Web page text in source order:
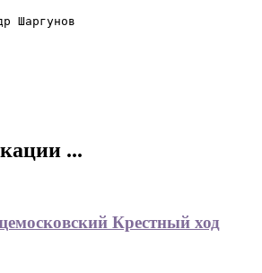
Шаргунов
...
Крестный ход